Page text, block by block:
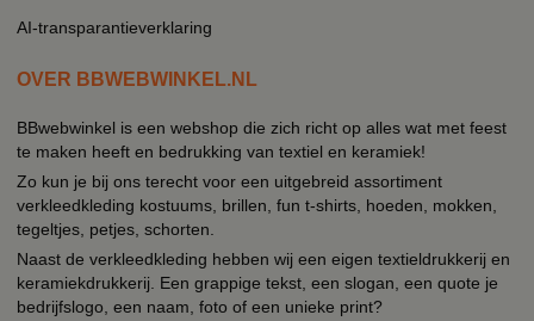
AI-transparantieverklaring
OVER BBWEBWINKEL.NL
BBwebwinkel is een webshop die zich richt op alles wat met feest
te maken heeft en bedrukking van textiel en keramiek!
Zo kun je bij ons terecht voor een uitgebreid assortiment
verkleedkleding kostuums, brillen, fun t-shirts, hoeden, mokken,
tegeltjes, petjes, schorten.
Naast de verkleedkleding hebben wij een eigen textieldrukkerij en
keramiekdrukkerij. Een grappige tekst, een slogan, een quote je
bedrijfslogo, een naam, foto of een unieke print?